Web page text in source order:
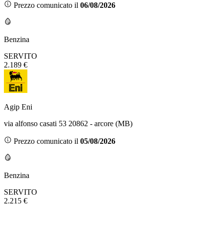
Prezzo comunicato il 06/08/2026
Benzina
SERVITO
2.189 €
Agip Eni
via alfonso casati 53 20862 - arcore (MB)
Prezzo comunicato il 05/08/2026
Benzina
SERVITO
2.215 €